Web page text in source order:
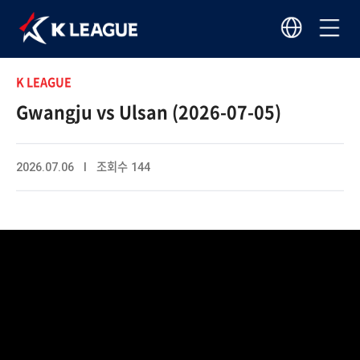
K LEAGUE
Gwangju vs Ulsan (2026-07-05)
2026.07.06 I 조회수 144